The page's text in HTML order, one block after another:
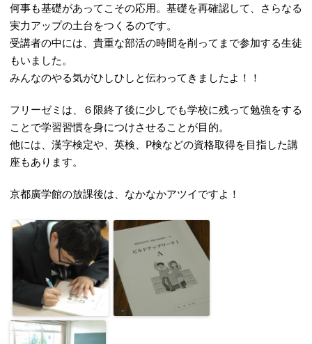
何事も基礎があってこその応用。基礎を再確認して、さらなる
実力アップの土台をつくるのです。
受講者の中には、貴重な部活の時間を削ってまで参加する生徒
もいました。
みんなのやる気がひしひしと伝わってきましたよ！！
フリーゼミは、６限終了後に少しでも学校に残って勉強をする
ことで学習習慣を身につけさせることが目的。
他には、漢字検定や、英検、P検などの資格取得を目指した講
座もあります。
京都廣学館の放課後は、なかなかアツイですよ！